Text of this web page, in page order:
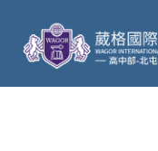
葳
格